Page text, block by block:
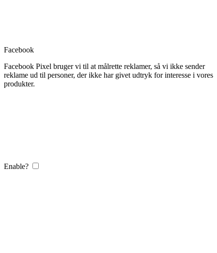
Facebook
Facebook Pixel bruger vi til at målrette reklamer, så vi ikke sender
reklame ud til personer, der ikke har givet udtryk for interesse i vores
produkter.
Enable?